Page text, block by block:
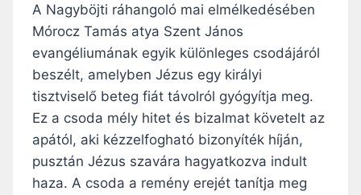
A Nagyböjti ráhangoló mai elmélkedésében
Mórocz Tamás atya Szent János
evangéliumának egyik különleges csodájáról
beszélt, amelyben Jézus egy királyi
tisztviselő beteg fiát távolról gyógyítja meg.
Ez a csoda mély hitet és bizalmat követelt az
apától, aki kézzelfogható bizonyíték híján,
pusztán Jézus szavára hagyatkozva indult
haza. A csoda a remény erejét tanítja meg